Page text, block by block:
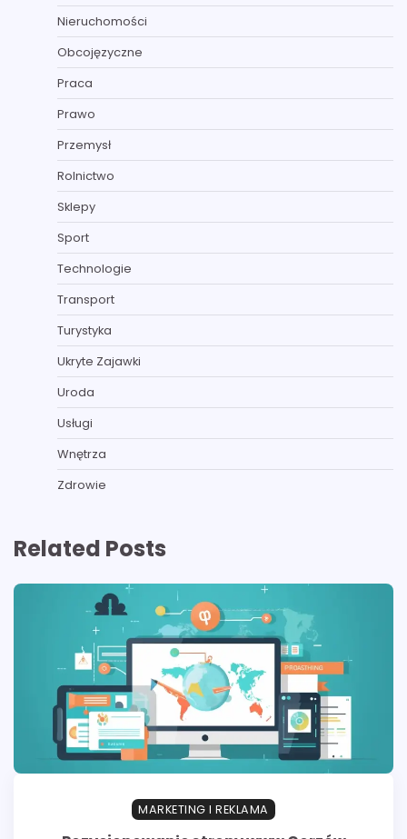
Nieruchomości
Obcojęzyczne
Praca
Prawo
Przemysł
Rolnictwo
Sklepy
Sport
Technologie
Transport
Turystyka
Ukryte Zajawki
Uroda
Usługi
Wnętrza
Zdrowie
Related Posts
MARKETING I REKLAMA